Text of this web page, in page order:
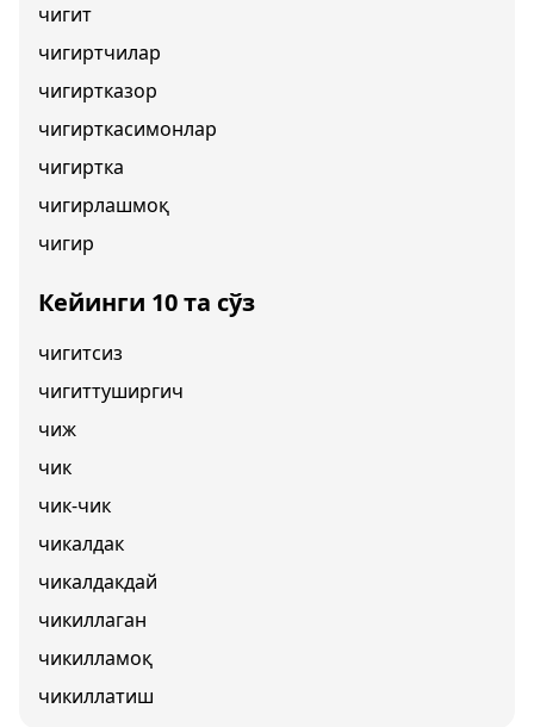
чигит
чигиртчилар
чигиртказор
чигирткасимонлар
чигиртка
чигирлашмоқ
чигир
Кейинги 10 та сўз
чигитсиз
чигиттуширгич
чиж
чик
чик-чик
чикалдак
чикалдакдай
чикиллаган
чикилламоқ
чикиллатиш